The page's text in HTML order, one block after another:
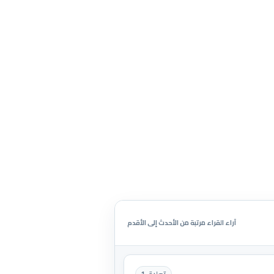
آراء القراء مرتبة من الأحدث إلى الأقدم